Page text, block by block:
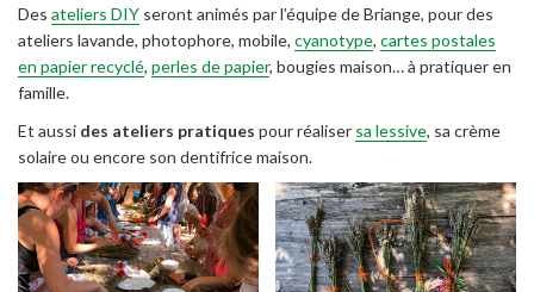
Des ateliers DIY seront animés par l’équipe de Briange, pour des
ateliers lavande, photophore, mobile, cyanotype, cartes postales
en papier recyclé, perles de papier, bougies maison… à pratiquer en
famille.
Et aussi des ateliers pratiques pour réaliser sa lessive, sa crème
solaire ou encore son dentifrice maison.